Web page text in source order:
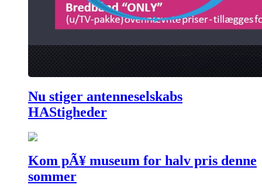
Nu stiger antenneselskabs
HAStigheder
Kom pÃ¥ museum for halv pris denne
sommer